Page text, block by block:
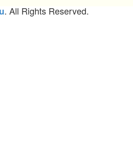
. All Rights Reserved.